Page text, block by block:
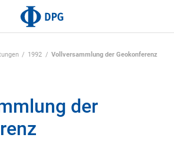
1992 Vollversammlung der Geokonferenz
der